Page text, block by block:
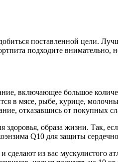
поставленной цели.
подходите внимательно,
включающее большое
в мясе, рыбе, курице,
отказавшись от покупных
образа жизни. Так,
Q10 для защиты
из вас мускулистого